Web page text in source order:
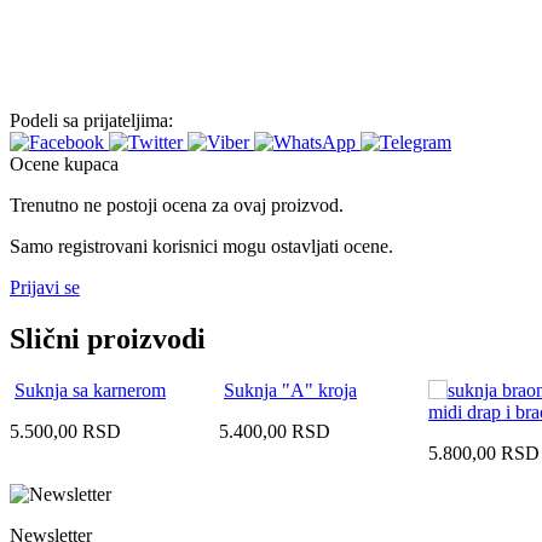
Podeli sa prijateljima:
Ocene kupaca
Trenutno ne postoji ocena za ovaj proizvod.
Samo registrovani korisnici mogu ostavljati ocene.
Prijavi se
Slični proizvodi
Suknja sa karnerom
5.500,00 RSD
Suknja "A" kroja
5.400,00 RSD
midi drap i
5.800,00 RSD
Newsletter